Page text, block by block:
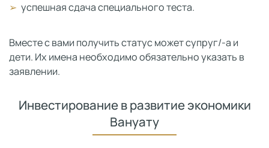
успешная сдача специального теста.
Вместе с вами получить статус может супруг/-а и
дети. Их имена необходимо обязательно указать в
заявлении.
Инвестирование в развитие экономики
Вануату